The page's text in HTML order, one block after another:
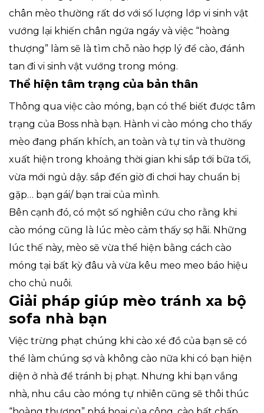
chân mèo thường rất dơ với số lượng lớp vi sinh vật
vướng lại khiến chân ngứa ngáy và việc “hoàng
thượng” làm sẽ là tìm chỗ nào hợp lý để cào, đánh
tan đi vi sinh vật vướng trong móng.
Thể hiện tâm trạng của bản thân
Thông qua việc cào móng, bạn có thể biết được tâm
trạng của Boss nhà bạn. Hành vi cào móng cho thấy
mèo đang phấn khích, an toàn và tự tin và thường
xuất hiện trong khoảng thời gian khi sắp tới bữa tối,
vừa mới ngủ dậy. sắp đến giờ đi chơi hay chuẩn bị
gặp… bạn gái/ bạn trai của mình.
Bên cạnh đó, có một số nghiên cứu cho rằng khi
cào móng cũng là lúc mèo cảm thấy sợ hãi. Những
lúc thế này, mèo sẽ vừa thể hiện bằng cách cào
móng tại bất kỳ đâu và vừa kêu meo meo báo hiệu
cho chủ nuôi.
Giải pháp giúp mèo tránh xa bộ
sofa nhà bạn
Việc trừng phạt chúng khi cào xé đồ của bạn sẽ có
thể làm chúng sợ và không cào nữa khi có bạn hiện
diện ở nhà để tránh bị phạt. Nhưng khi bạn vắng
nhà, nhu cầu cào móng tự nhiên cũng sẽ thôi thúc